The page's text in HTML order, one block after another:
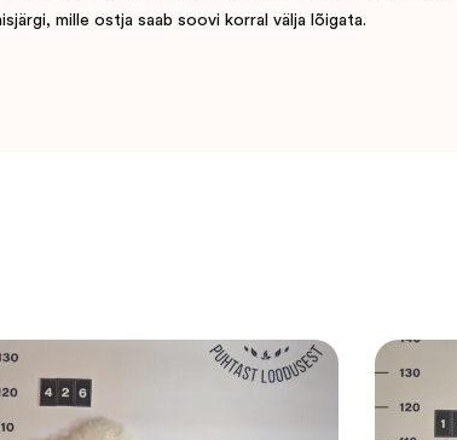
mille ostja saab soovi korral välja lõigata.